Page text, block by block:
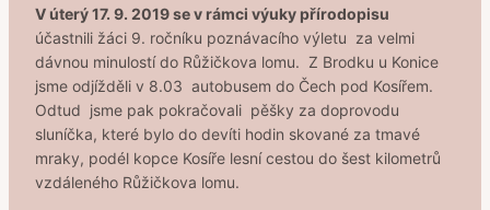
V úterý 17. 9. 2019 se v rámci výuky přírodopisu
účastnili žáci 9. ročníku poznávacího výletu za velmi
dávnou minulostí do Růžičkova lomu. Z Brodku u Konice
jsme odjížděli v 8.03 autobusem do Čech pod Kosířem.
Odtud jsme pak pokračovali pěšky za doprovodu
sluníčka, které bylo do devíti hodin skované za tmavé
mraky, podél kopce Kosíře lesní cestou do šest kilometrů
vzdáleného Růžičkova lomu.